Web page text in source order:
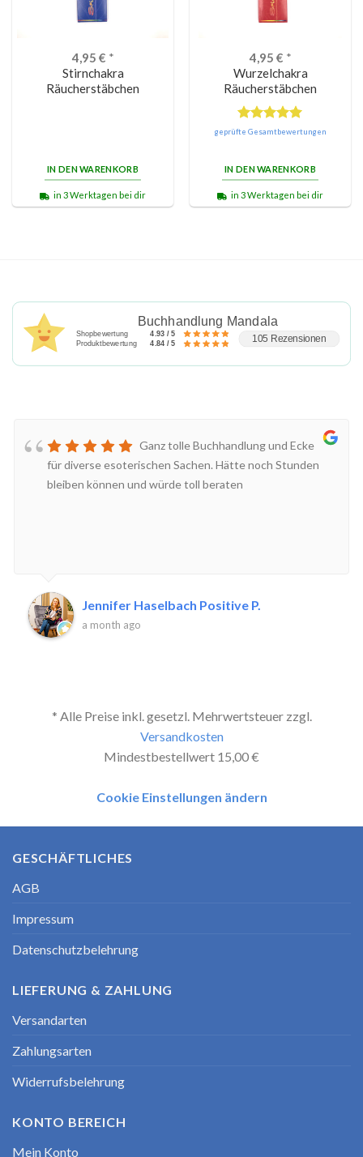
4,95 € *
Stirnchakra
Räucherstäbchen
IN DEN WARENKORB
in 3 Werktagen bei dir
4,95 € *
Wurzelchakra
Räucherstäbchen
Bewertet
geprüfte Gesamtbewertungen
IN DEN WARENKORB
in 3 Werktagen bei dir
Buchhandlung Mandala
Shopbewertung 4.93 / 5
Produktbewertung 4.84 / 5 105 Rezensionen
Ganz tolle Buchhandlung und Ecke
für diverse esoterischen Sachen. Hätte noch Stunden
bleiben können und würde toll beraten
Jennifer Haselbach Positive P.
a month ago
* Alle Preise inkl. gesetzl. Mehrwertsteuer zzgl.
Versandkosten
Mindestbestellwert 15,00 €
Cookie Einstellungen ändern
GESCHÄFTLICHES
AGB
Impressum
Datenschutzbelehrung
LIEFERUNG & ZAHLUNG
Versandarten
Zahlungsarten
Widerrufsbelehrung
KONTO BEREICH
Mein Konto